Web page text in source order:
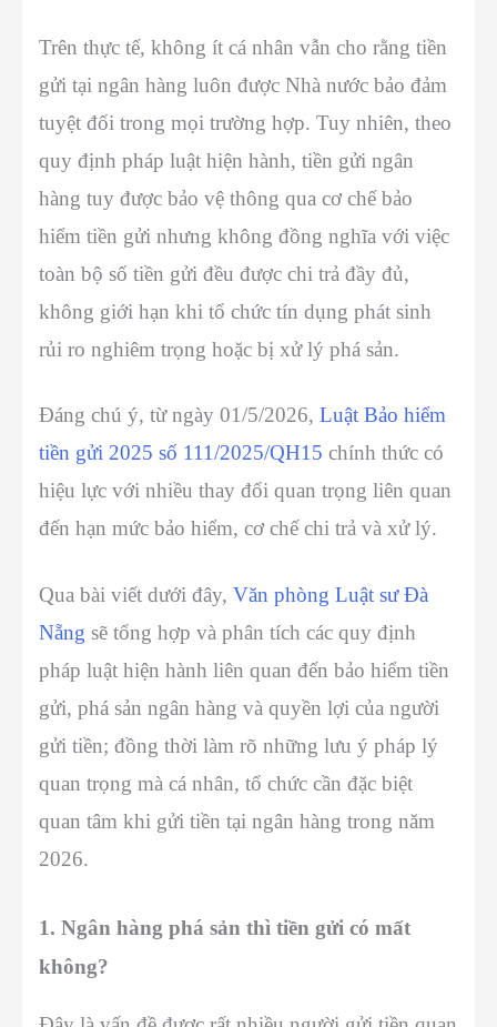
Trên thực tế, không ít cá nhân vẫn cho rằng tiền
gửi tại ngân hàng luôn được Nhà nước bảo đảm
tuyệt đối trong mọi trường hợp. Tuy nhiên, theo
quy định pháp luật hiện hành, tiền gửi ngân
hàng tuy được bảo vệ thông qua cơ chế bảo
hiểm tiền gửi nhưng không đồng nghĩa với việc
toàn bộ số tiền gửi đều được chi trả đầy đủ,
không giới hạn khi tổ chức tín dụng phát sinh
rủi ro nghiêm trọng hoặc bị xử lý phá sản.
Đáng chú ý, từ ngày 01/5/2026, Luật Bảo hiểm
tiền gửi 2025 số 111/2025/QH15 chính thức có
hiệu lực với nhiều thay đổi quan trọng liên quan
đến hạn mức bảo hiểm, cơ chế chi trả và xử lý.
Qua bài viết dưới đây, Văn phòng Luật sư Đà
Nẵng sẽ tổng hợp và phân tích các quy định
pháp luật hiện hành liên quan đến bảo hiểm tiền
gửi, phá sản ngân hàng và quyền lợi của người
gửi tiền; đồng thời làm rõ những lưu ý pháp lý
quan trọng mà cá nhân, tổ chức cần đặc biệt
quan tâm khi gửi tiền tại ngân hàng trong năm
2026.
1. Ngân hàng phá sản thì tiền gửi có mất
không?